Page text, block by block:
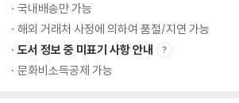
국내배송만 가능
해외 거래처 사정에 의하여 품절/지연 가능
도서 정보 중 미표기 사항 안내
문화비소득공제 가능